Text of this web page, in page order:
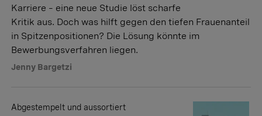
Karriere – eine neue Studie löst scharfe
Kritik aus. Doch was hilft gegen den tiefen Frauenanteil
in Spitzenpositionen? Die Lösung könnte im
Bewerbungsverfahren liegen.
Jenny Bargetzi
Abgestempelt und aussortiert